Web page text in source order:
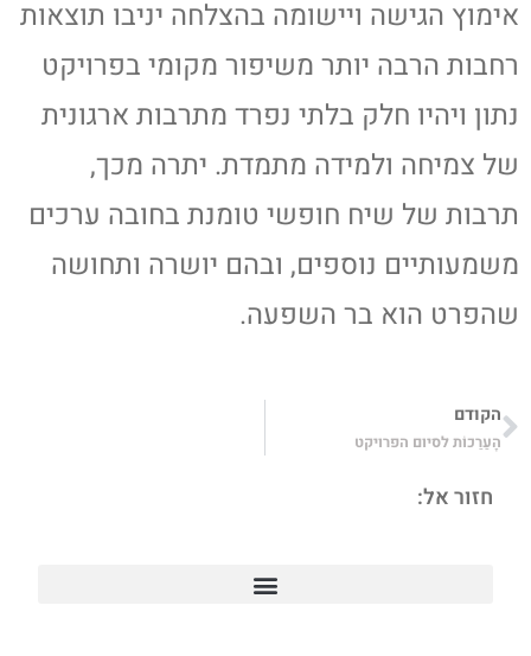
אימוץ הגישה ויישומה בהצלחה יניבו תוצאות
רחבות הרבה יותר משיפור מקומי בפרויקט
נתון ויהיו חלק בלתי נפרד מתרבות ארגונית
של צמיחה ולמידה מתמדת. יתרה מכך,
תרבות של שיח חופשי טומנת בחובה ערכים
משמעותיים נוספים, ובהם יושרה ותחושה
שהפרט הוא בר השפעה.
הקודם
הָעַרַכוֹת לסיום הפרויקט
חזור אל: